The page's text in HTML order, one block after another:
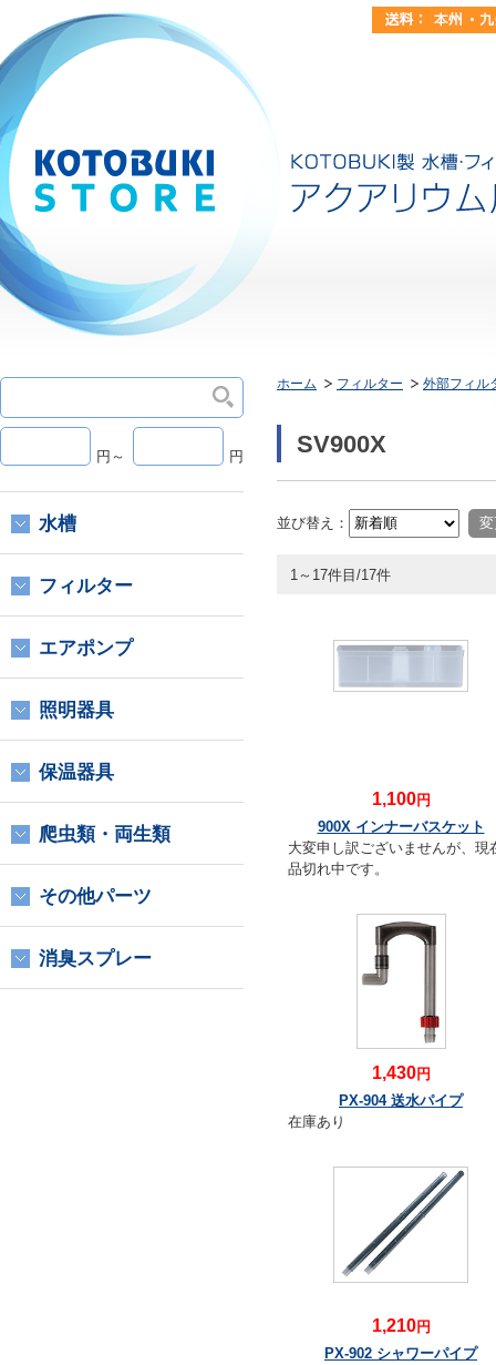
ホーム フィルター 外部フィル
SV900X
並び替え：
1～17件目/17件
1,100円
900X インナーバスケット
大変申し訳ございませんが、現
品切れ中です。
1,430円
PX-904 送水パイプ
在庫あり
1,210円
PX-902 シャワーパイプ
円～ 円
水槽
フィルター
エアポンプ
照明器具
保温器具
爬虫類・両生類
その他パーツ
消臭スプレー